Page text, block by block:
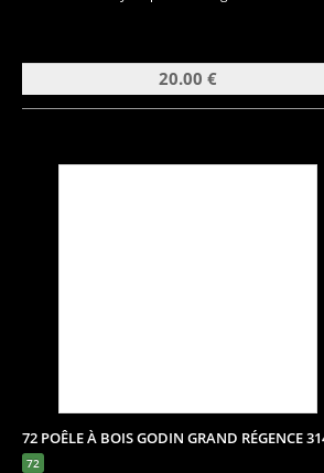
20.00 €
72 POÊLE À BOIS GODIN GRAND RÉGENCE
72